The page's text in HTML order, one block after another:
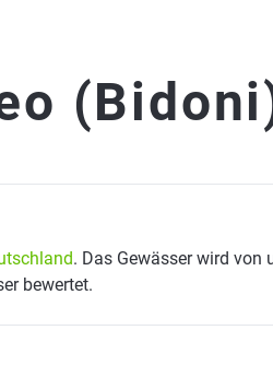
. Das Gewässer wird von
bewertet.